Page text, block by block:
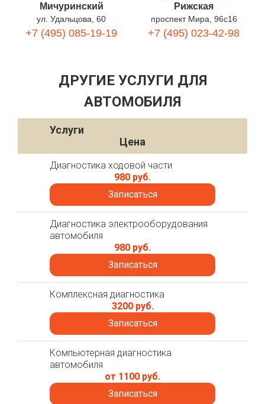
Мичуринский
ул. Удальцова, 60
+7 (495) 085-19-19
Рижская
проспект Мира, 96с16
+7 (495) 023-42-98
ДРУГИЕ УСЛУГИ ДЛЯ
АВТОМОБИЛЯ
Услуги
Цена
Диагностика ходовой части
980 руб.
Записаться
Диагностика электрооборудования
автомобиля
980 руб.
Записаться
Комплексная диагностика
3200 руб.
Записаться
Компьютерная диагностика
автомобиля
от 1100 руб.
Записаться